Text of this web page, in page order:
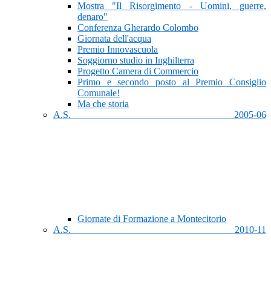
Mostra "Il Risorgimento - Uomini, guerre,
denaro"
Conferenza Gherardo Colombo
Giornata dell'acqua
Premio Innovascuola
Soggiorno studio in Inghilterra
Progetto Camera di Commercio
Primo e secondo posto al Premio Consiglio
Comunale!
Ma che storia
A.S. 2005-06
Giornate di Formazione a Montecitorio
A.S. 2010-11